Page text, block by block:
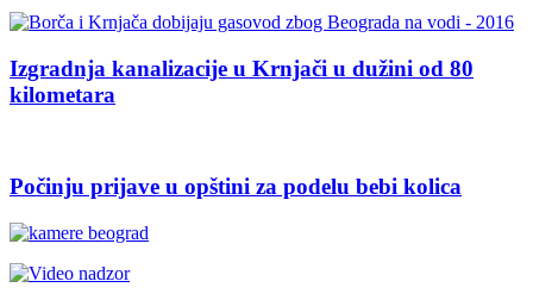
Izgradnja kanalizacije u Krnjači u dužini od 80
kilometara
Počinju prijave u opštini za podelu bebi kolica